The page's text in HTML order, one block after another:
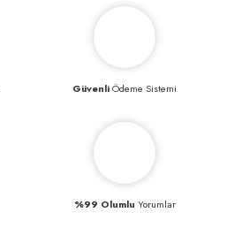
GüvenliÖdeme Sistemi
%99 Olumlu Yorumlar